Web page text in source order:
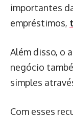
importantes
empréstimos,
Além disso, o
negócio
simples
Com esses